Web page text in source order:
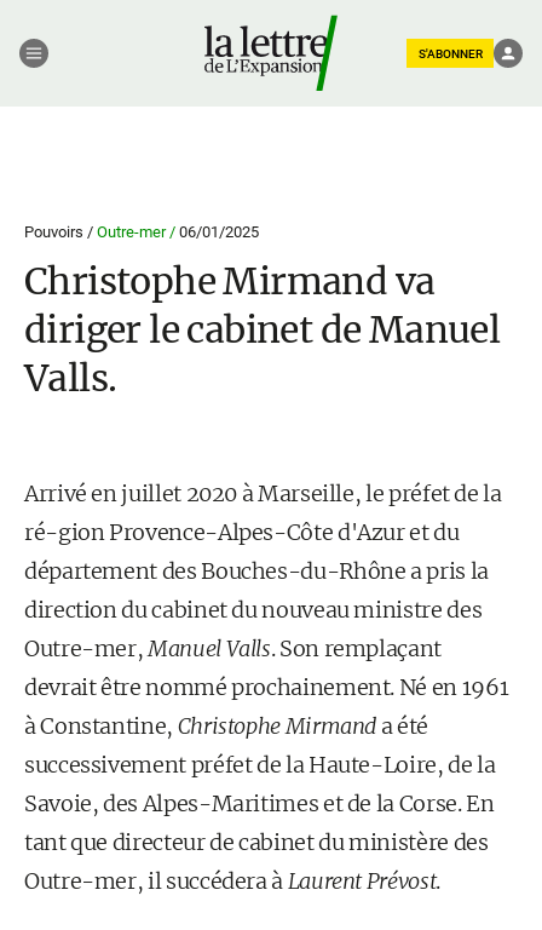
S'ABONNER
Pouvoirs / Outre-mer / 06/01/2025
Christophe Mirmand va
diriger le cabinet de Manuel
Valls.
Arrivé en juillet 2020 à Marseille, le préfet de la
ré-gion Provence-Alpes-Côte d'Azur et du
département des Bouches-du-Rhône a pris la
direction du cabinet du nouveau ministre des
Outre-mer,Manuel Valls. Son remplaçant
devrait être nommé prochainement. Né en 1961
à Constantine, Christophe Mirmand a été
successivement préfet de la Haute-Loire, de la
Savoie, des Alpes-Maritimes et de la Corse. En
tant que directeur de cabinet du ministère des
Outre-mer, il succédera àLaurent Prévost.